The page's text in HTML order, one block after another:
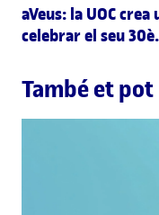
aVeus: la UOC
celebrar el seu
També et